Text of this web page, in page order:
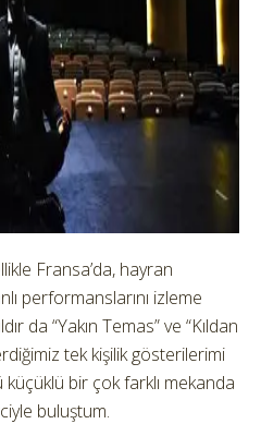
Fransa’da, hayran
performanslarını izleme
da “Yakın Temas” ve “Kıldan
tek kişilik gösterilerimi
küçüklü bir çok farklı mekanda
buluştum.